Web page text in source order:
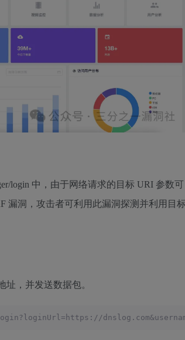
login 中，由于网络请求的目标 URI 参数可
漏洞，攻击者可利用此漏洞探测并利用目
，并发送数据包。